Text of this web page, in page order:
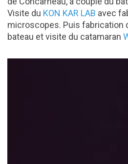
Visite du KON KAR LAB avec
microscopes. Puis fabrication
bateau et visite du catamaran